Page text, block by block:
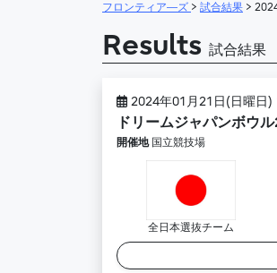
フロンティア―ズ > 試合結果 >
Results 試合結果
2024年01月21日(日曜日)
ドリームジャパンボウ
開催地国立競技場
全日本選抜チーム